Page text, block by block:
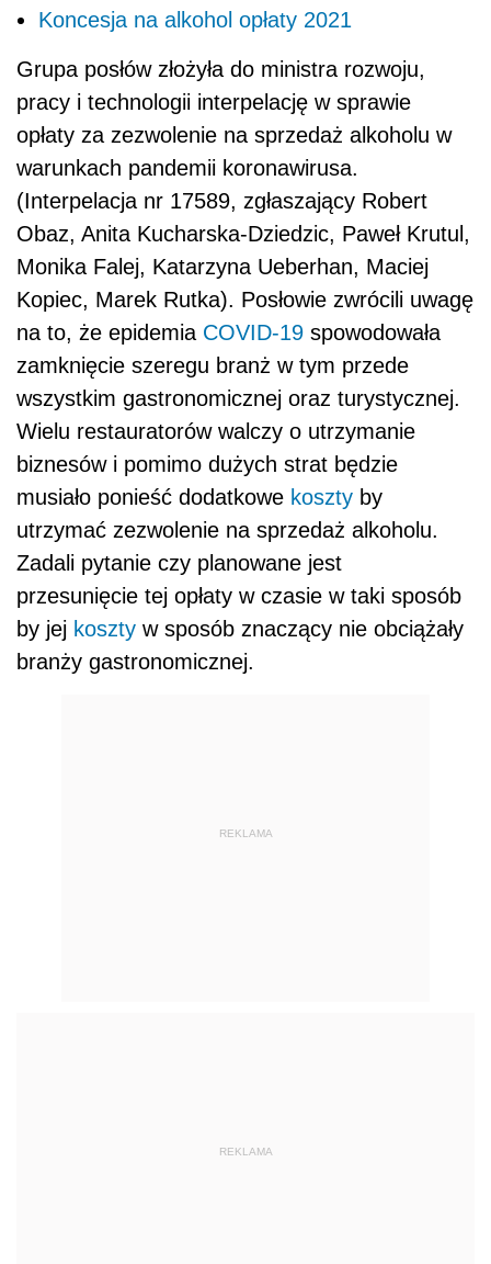
Koncesja na alkohol opłaty 2021
Grupa posłów złożyła do ministra rozwoju,
pracy i technologii interpelację w sprawie
opłaty za zezwolenie na sprzedaż alkoholu w
warunkach pandemii koronawirusa.
(Interpelacja nr 17589, zgłaszający Robert
Obaz, Anita Kucharska-Dziedzic, Paweł Krutul,
Monika Falej, Katarzyna Ueberhan, Maciej
Kopiec, Marek Rutka). Posłowie zwrócili uwagę
na to, że epidemia COVID-19 spowodowała
zamknięcie szeregu branż w tym przede
wszystkim gastronomicznej oraz turystycznej.
Wielu restauratorów walczy o utrzymanie
biznesów i pomimo dużych strat będzie
musiało ponieść dodatkowe koszty by
utrzymać zezwolenie na sprzedaż alkoholu.
Zadali pytanie czy planowane jest
przesunięcie tej opłaty w czasie w taki sposób
by jej koszty w sposób znaczący nie obciążały
branży gastronomicznej.
REKLAMA
REKLAMA